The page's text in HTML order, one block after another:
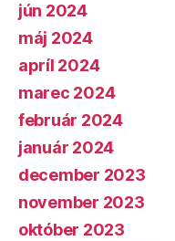
jún 2024
máj 2024
apríl 2024
marec 2024
február 2024
január 2024
december 2023
november 2023
október 2023